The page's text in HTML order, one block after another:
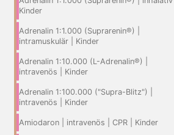
Kinder
Adrenalin 1:1.000 (Suprarenin®) |
intramuskulär | Kinder
Adrenalin 1:10.000 (L-Adrenalin®) |
intravenös | Kinder
Adrenalin 1:100.000 ("Supra-Blitz") |
intravenös | Kinder
Amiodaron | intravenös | CPR | Kinder